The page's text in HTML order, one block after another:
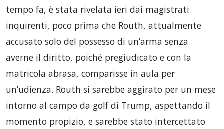
tempo fa, è stata rivelata ieri dai magistrati
inquirenti, poco prima che Routh, attualmente
accusato solo del possesso di un’arma senza
averne il diritto, poiché pregiudicato e con la
matricola abrasa, comparisse in aula per
un’udienza. Routh si sarebbe aggirato per un mese
intorno al campo da golf di Trump, aspettando il
momento propizio, e sarebbe stato intercettato